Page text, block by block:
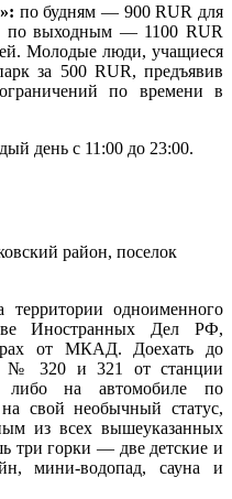
по будням ― 900 RUR для
по выходным ― 1100 RUR
Молодые люди, учащиеся
за 500 RUR, предъявив
по времени в
день с 11:00 до 23:00.
район, поселок
одноименного
Иностранных Дел РФ,
от МКАД. Доехать до
№ 320 и 321 от станции
либо на автомобиле по
свой необычный статус,
из всех вышеуказанных
три горки ― две детские и
мини-водопад, сауна и